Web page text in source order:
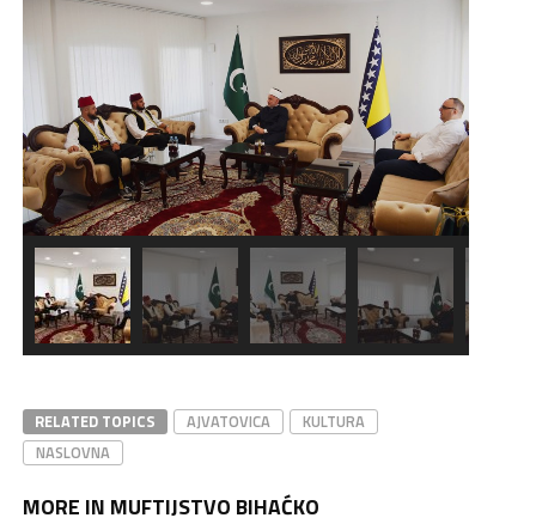
RELATED TOPICS AJVATOVICA
KULTURA
NASLOVNA
MORE IN MUFTIJSTVO BIHAĆKO